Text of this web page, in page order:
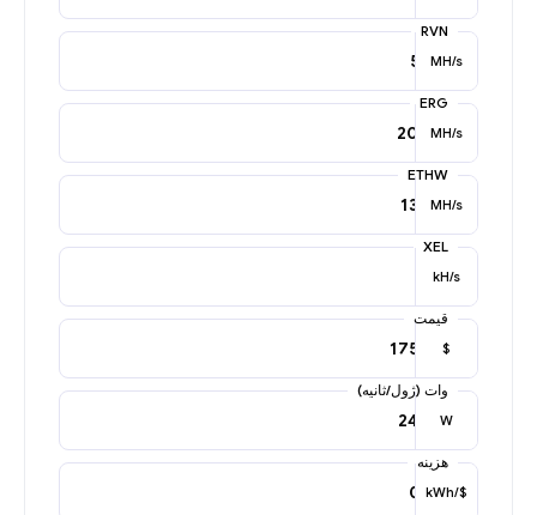
RVN
MH/s
ERG
MH/s
ETHW
MH/s
XEL
kH/s
قیمت
$
وات (ژول/ثانیه)
W
هزینه
$/kWh